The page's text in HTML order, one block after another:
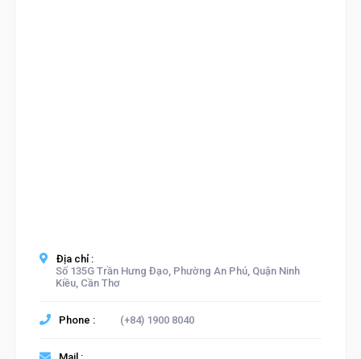
Địa chỉ :
Số 135G Trần Hưng Đạo, Phường An Phú, Quận Ninh
Kiều, Cần Thơ
Phone : (+84) 1900 8040